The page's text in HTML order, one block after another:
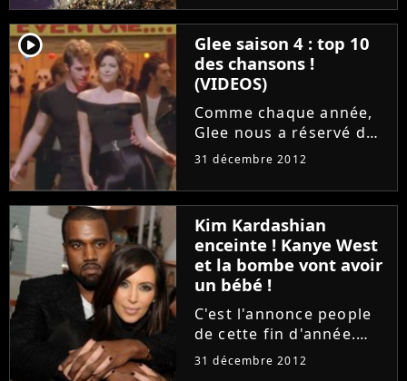
mi-temps du Super Bowl
aux Etats-Unis. Un
concours de photos
propose à cinquante
fans d'envahir la
scène...
player2
Glee saison 4 : top 10
des chansons !
(VIDEOS)
Comme chaque année,
Glee nous a réservé des
reprises au top pour le
faut dire que la série
musicale de la FOX ne
nous a jamais déçus en
matière de chansons....
31 décembre 2012
Kim Kardashian
enceinte ! Kanye West
et la bombe vont avoir
un bébé !
C'est l'annonce people
de cette fin d'année.
Kim Kardashian est
31 décembre 2012